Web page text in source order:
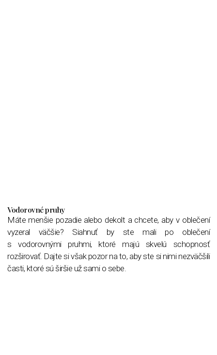
Vodorovné pruhy
Máte menšie pozadie alebo dekolt a chcete, aby v oblečení
vyzeral väčšie? Siahnuť by ste mali po oblečení
s vodorovnými pruhmi, ktoré majú skvelú schopnosť
rozširovať. Dajte si však pozor na to, aby ste si nimi nezväčšili
časti, ktoré sú širšie už sami o sebe.